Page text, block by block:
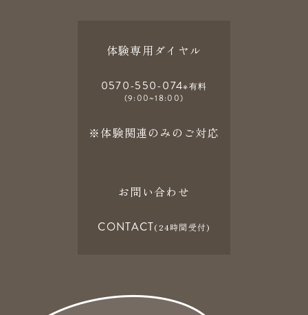
体験専用ダイヤル
0570-550-074※有料
(9:00~18:00)
※体験関連のみのご対応
お問い合わせ
CONTACT(24時間受付)